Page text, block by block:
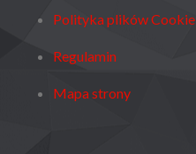
Polityka plików Cookie
Regulamin
Mapa strony